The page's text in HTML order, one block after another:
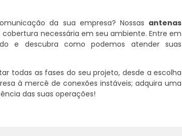
da sua empresa? Nossas antenas
necessária em seu ambiente. Entre em
e descubra como podemos atender suas
todas as fases do seu projeto, desde a escolha
à mercê de conexões instáveis; adquira uma
das suas operações!